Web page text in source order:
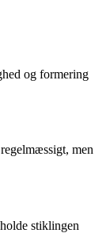
og formering
men
stiklingen